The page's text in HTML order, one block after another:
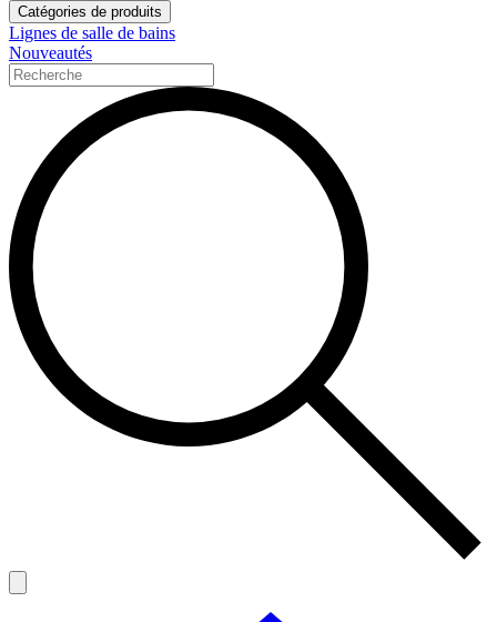
Catégories de produits
Lignes de salle de bains
Nouveautés